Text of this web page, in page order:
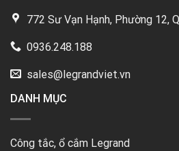
772 Sư Vạn Hạnh, Phường 12,
0936.248.188
sales@legrandviet.vn
DANH MỤC
Công tắc, ổ cắm Legrand